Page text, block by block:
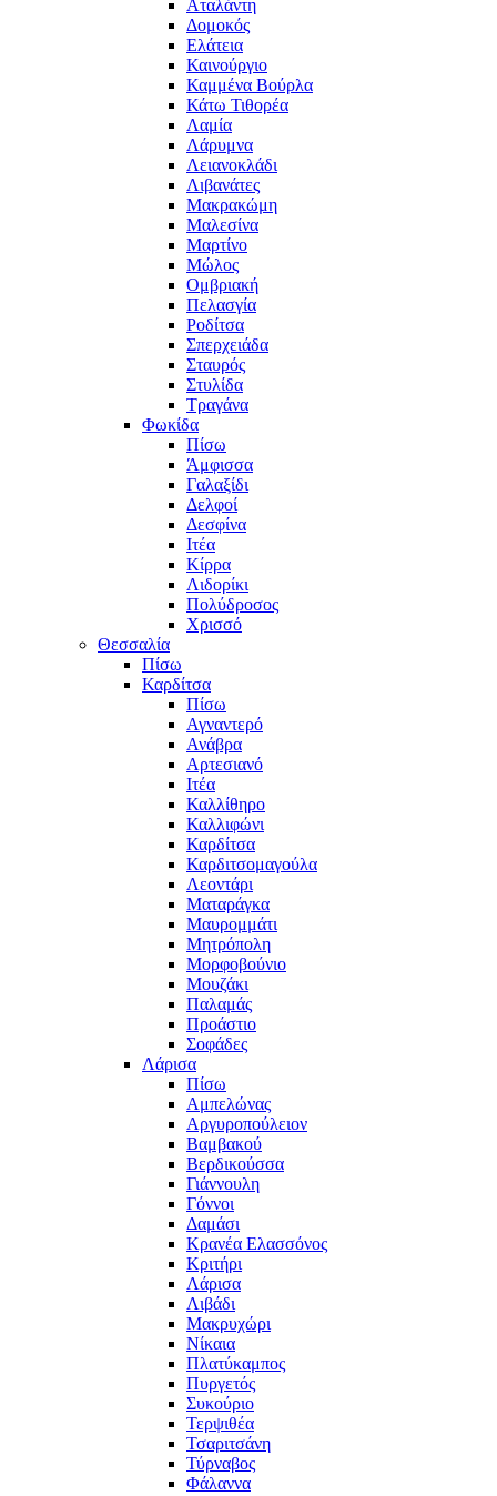
Αταλάντη
Δομοκός
Ελάτεια
Καινούργιο
Καμμένα Βούρλα
Κάτω Τιθορέα
Λαμία
Λάρυμνα
Λειανοκλάδι
Λιβανάτες
Μακρακώμη
Μαλεσίνα
Μαρτίνο
Μώλος
Ομβριακή
Πελασγία
Ροδίτσα
Σπερχειάδα
Σταυρός
Στυλίδα
Τραγάνα
Φωκίδα
Πίσω
Άμφισσα
Γαλαξίδι
Δελφοί
Δεσφίνα
Ιτέα
Κίρρα
Λιδορίκι
Πολύδροσος
Χρισσό
Θεσσαλία
Πίσω
Καρδίτσα
Πίσω
Αγναντερό
Ανάβρα
Αρτεσιανό
Ιτέα
Καλλίθηρο
Καλλιφώνι
Καρδίτσα
Καρδιτσομαγούλα
Λεοντάρι
Ματαράγκα
Μαυρομμάτι
Μητρόπολη
Μορφοβούνιο
Μουζάκι
Παλαμάς
Προάστιο
Σοφάδες
Λάρισα
Πίσω
Αμπελώνας
Αργυροπούλειον
Βαμβακού
Βερδικούσσα
Γιάννουλη
Γόννοι
Δαμάσι
Κρανέα Ελασσόνος
Κριτήρι
Λάρισα
Λιβάδι
Μακρυχώρι
Νίκαια
Πλατύκαμπος
Πυργετός
Συκούριο
Τερψιθέα
Τσαριτσάνη
Τύρναβος
Φάλαννα